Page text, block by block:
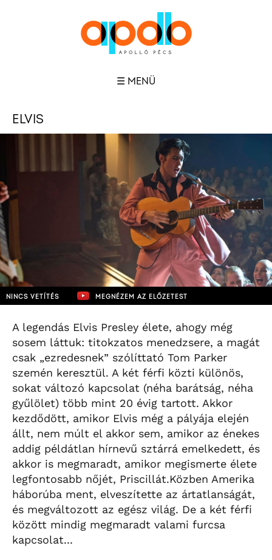
☰ MENÜ
ELVIS
NINCS VETÍTÉS MEGNÉZEM AZ ELŐZETEST
A legendás Elvis Presley élete, ahogy még
sosem láttuk: titokzatos menedzsere, a magát
csak „ezredesnek” szólíttató Tom Parker
szemén keresztül. A két férfi közti különös,
sokat változó kapcsolat (néha barátság, néha
gyűlölet) több mint 20 évig tartott. Akkor
kezdődött, amikor Elvis még a pályája elején
állt, nem múlt el akkor sem, amikor az énekes
addig példátlan hírnevű sztárrá emelkedett, és
akkor is megmaradt, amikor megismerte élete
legfontosabb nőjét, Priscillát.Közben Amerika
háborúba ment, elveszítette az ártatlanságát,
és megváltozott az egész világ. De a két férfi
között mindig megmaradt valami furcsa
kapcsolat...